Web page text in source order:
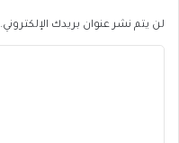
لن يتم نشر عنوان بريدك الإلكتروني.